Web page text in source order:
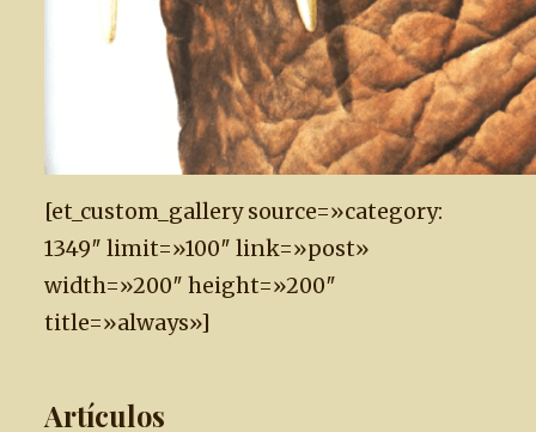
[et_custom_gallery source=»category:
1349″ limit=»100″ link=»post»
width=»200″ height=»200″
title=»always»]
Artículos